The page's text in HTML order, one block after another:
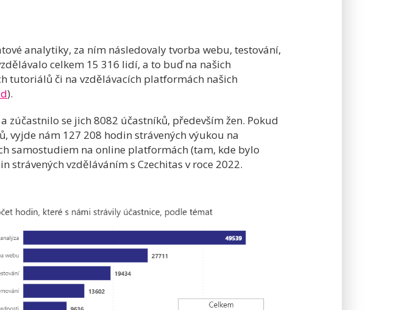
analytiky, za ním následovaly tvorba webu, testování,
celkem 15 316 lidí, a to buď na našich
tutoriálů či na vzdělávacích platformách našich
).
se jich 8082 účastníků, především žen. Pokud
vyjde nám 127 208 hodin strávených výukou na
samostudiem na online platformách (tam, kde bylo
strávených vzděláváním s Czechitas v roce 2022.